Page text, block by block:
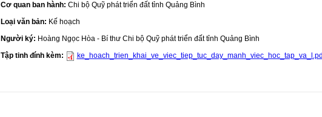
Cơ quan ban hành: Chi bộ Quỹ phát triển đất tỉnh Quảng Bình
Loại văn bản: Kế hoạch
Người ký: Hoàng Ngọc Hòa - Bí thư Chi bộ Quỹ phát triển đất tỉnh Quảng Bình
Tập tinh đính kèm: